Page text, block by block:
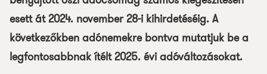
esett át 2024. november 28-i kihirdetéséig. A
következőkben adónemekre bontva mutatjuk be a
legfontosabbnak ítélt 2025. évi adóváltozásokat.